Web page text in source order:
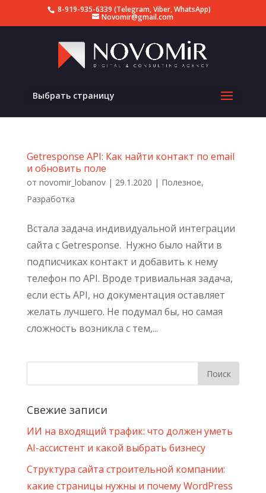
8-919-935-6339 (Telegram, Viber, WhatsApp)
Novomir@gmail.com
Выбрать страницу
Getresponse API: Как найти контакт по email
и обновить поле
от novomir_lobanov| 29.1.2020 | Полезное,
Разработка
Встала задача индивидуальной интеграции
сайта c Getresponse. Нужно было найти в
подписчиках контакт и добавить к нему
телефон по API. Вроде тривиальная задача,
если есть API, но документация оставляет
желать лучшего. Не подумал бы, но самая
сложность возникла с тем,...
Свежие записи
ИИ на входящий трафик: что должен уметь
AI-ассистент и какой выбрать бизнесу
Структура сайта строительной компании:
какие страницы нужны и почему WordPress